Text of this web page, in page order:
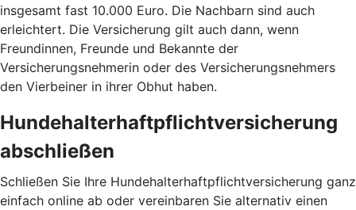
insgesamt fast 10.000 Euro. Die Nachbarn sind auch
erleichtert. Die Versicherung gilt auch dann, wenn
Freundinnen, Freunde und Bekannte der
Versicherungsnehmerin oder des Versicherungsnehmers
den Vierbeiner in ihrer Obhut haben.
Hundehalterhaftpflichtversicherung
abschließen
Schließen Sie Ihre Hundehalterhaftpflichtversicherung ganz
einfach online ab oder vereinbaren Sie alternativ einen